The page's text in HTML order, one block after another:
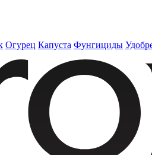
Огурец Капуста Фунгициды